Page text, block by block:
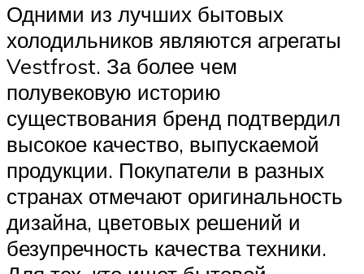
Одними из лучших бытовых
холодильников являются агрегаты
Vestfrost. За более чем
полувековую историю
существования бренд подтвердил
высокое качество, выпускаемой
продукции. Покупатели в разных
странах отмечают оригинальность
дизайна, цветовых решений и
безупречность качества техники.